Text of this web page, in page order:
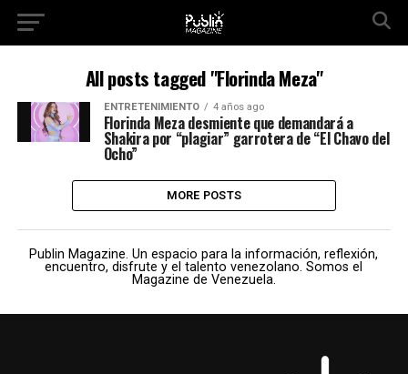
All posts tagged "Florinda Meza"
ENTRETENIMIENTO 4 años ago
Florinda Meza desmiente que demandará a
Shakira por “plagiar” garrotera de “El Chavo del
Ocho”
MORE POSTS
Publin Magazine. Un espacio para la información, reflexión,
encuentro, disfrute y el talento venezolano. Somos el
Magazine de Venezuela.